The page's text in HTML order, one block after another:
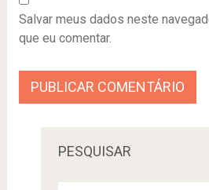
Salvar meus dados neste
que eu comentar.
PESQUISAR